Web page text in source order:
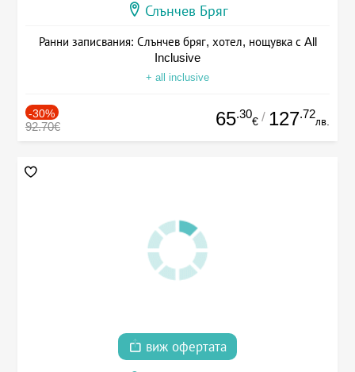
Слънчев Бряг
Ранни записвания: Слънчев бряг, хотел, нощувка с All
Inclusive
+ all inclusive
-30%
92.70€ 65.30
€ / 127.72
лв.
виж офертата